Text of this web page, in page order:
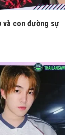
và con đường sự